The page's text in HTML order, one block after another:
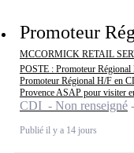
Promoteur
MCCORMICK RETAIL
POSTE : Promoteur
Promoteur Régional H/F en
Provence ASAP pour visiter
CDI - Non renseigné
Publié il y a 14 jours